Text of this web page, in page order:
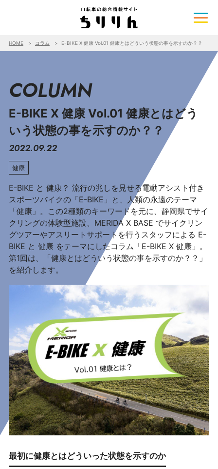
HOME コラム E-BIKE X 健康 Vol.01 健康とはどういう状態の事を示すのか？？
COLUMN
E-BIKE X 健康 Vol.01 健康とはどう
いう状態の事を示すのか？？
2022.09.22
健康
E-BIKE と 健康？ 流行の兆しを見せる電動アシスト付き
スポーツバイクの「E-BIKE」と、人類の永遠のテーマ
「健康」。この2種類のキーワードを元に、静岡県でサイ
クリングの体験型施設、MERIDA X BASE でサイクリン
グツアーやアスリートサポートを行うスタッフによる E-
BIKE と 健康 をテーマにしたコラム「E-BIKE X 健康」。
第1回は、「健康とはどういう状態の事を示すのか？？」
を紹介します。
最初に健康とはどういった状態を示すのか